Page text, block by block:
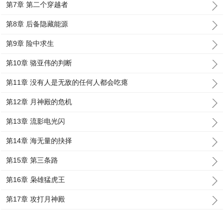
第7章 第二个穿越者
第8章 后备隐藏能源
第9章 险中求生
第10章 骆亚伟的判断
第11章 没有人是无敌的任何人都会吃瘪
第12章 月神殿的危机
第13章 流影电光闪
第14章 海无量的抉择
第15章 第三条路
第16章 枭雄猛虎王
第17章 攻打月神殿